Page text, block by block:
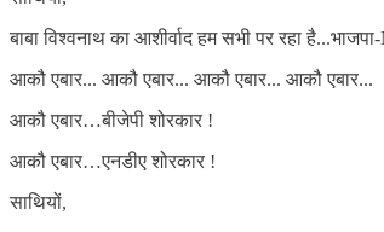
बाबा विश्वनाथ का आशीर्वाद हम सभी पर रहा
आकौ एबार... आकौ एबार... आकौ एबार... आकौ एबार...
आकौ एबार…बीजेपी शोरकार !
आकौ एबार…एनडीए शोरकार !
साथियों,